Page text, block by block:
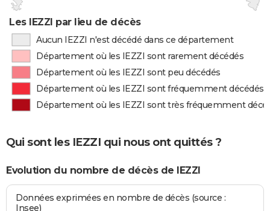
Les IEZZI par lieu de décès
Aucun IEZZI n'est décédé dans ce département
Département où les IEZZI sont rarement décédés
Département où les IEZZI sont peu décédés
Département où les IEZZI sont fréquemment décédés
Département où les IEZZI sont très fréquemment
Qui sont les IEZZI qui nous ont quittés ?
Evolution du nombre de décès de IEZZI
Données exprimées en nombre de décès (source :
Insee)